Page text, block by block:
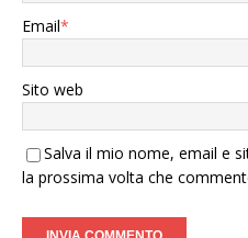
Email*
Sito web
Salva il mio nome, email e
la prossima volta che